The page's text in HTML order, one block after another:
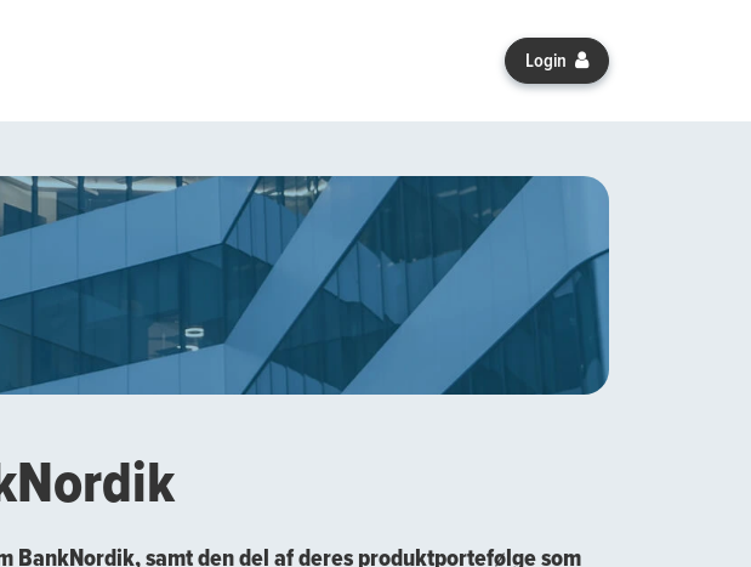
Login
BankNordik, samt den del af deres produktportefølge som